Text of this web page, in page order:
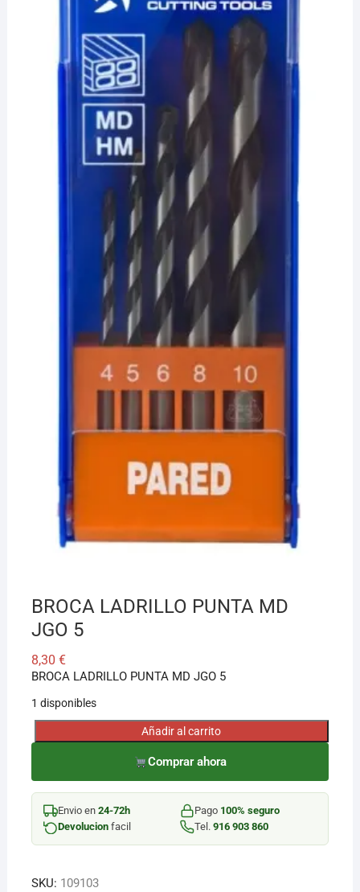
BROCA LADRILLO PUNTA MD
JGO 5
8,30 €
BROCA LADRILLO PUNTA MD JGO 5
1 disponibles
BROCA
PUNTA
MD
JGO
Añadir al carrito
Comprar ahora
Envio en 24-72h Pago 100% seguro
Devolucionfacil Tel. 916 903 860
SKU: 109103
¡Hola! Soy el asesor virtual de Ferretería El Arroyo.
Cuéntame qué necesitas y te ayudo a encontrarlo,
aunque no sepas el nombre exacto